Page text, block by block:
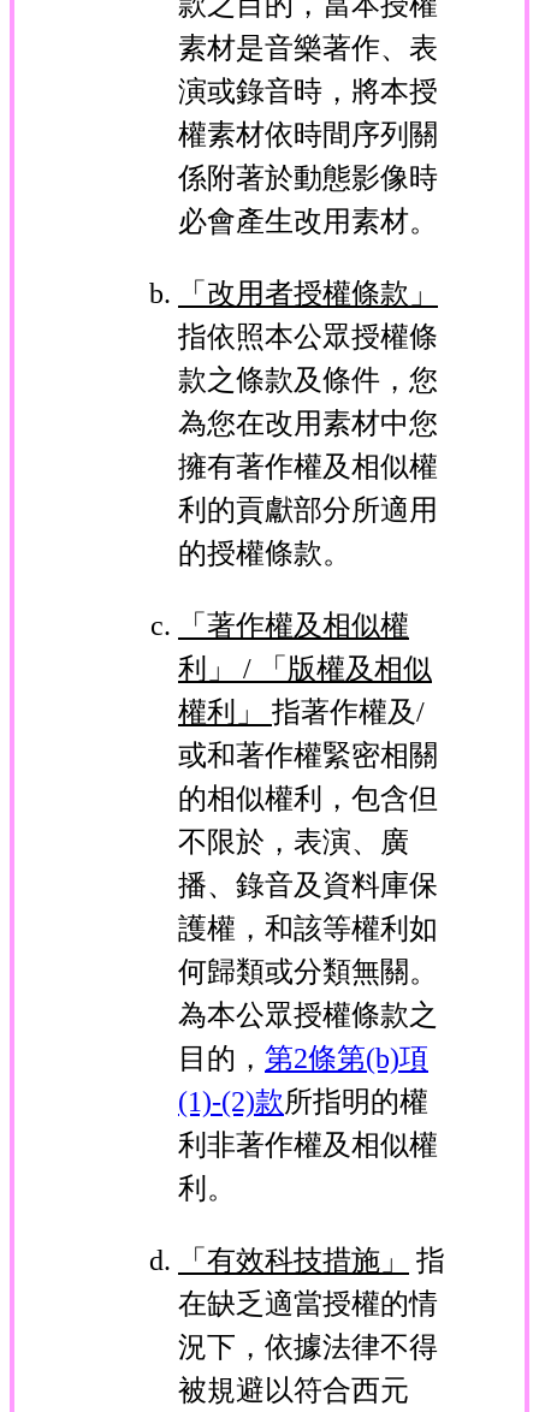
素材是音樂著作、表
演或錄音時，將本授
權素材依時間序列關
係附著於動態影像時
必會產生改用素材。
「改用者授權條款」
指依照本公眾授權條
款之條款及條件，您
為您在改用素材中您
擁有著作權及相似權
利的貢獻部分所適用
的授權條款。
「著作權及相似權
利」 / 「版權及相似
權利」 指著作權及/
或和著作權緊密相關
的相似權利，包含但
不限於，表演、廣
播、錄音及資料庫保
護權，和該等權利如
何歸類或分類無關。
為本公眾授權條款之
目的， 第2條第(b)項
(1)-(2)款所指明的權
利非著作權及相似權
利。
「有效科技措施」
指
在缺乏適當授權的情
況下，依據法律不得
被規避以符合西元